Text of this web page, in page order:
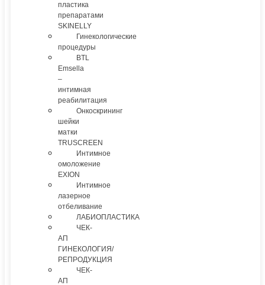
пластика
препаратами
SKINELLY
Гинекологические
процедуры
BTL
Emsella
–
интимная
реабилитация
Онкоскрининг
шейки
матки
TRUSCREEN
Интимное
омоложение
EXION
Интимное
лазерное
отбеливание
ЛАБИОПЛАСТИКА
ЧЕК-
АП
ГИНЕКОЛОГИЯ/
РЕПРОДУКЦИЯ
ЧЕК-
АП